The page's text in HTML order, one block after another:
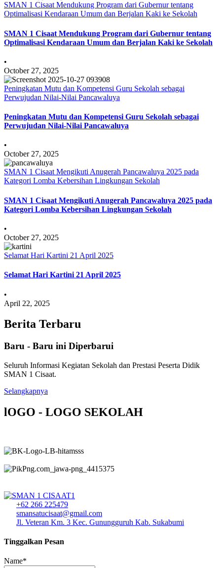
SMAN 1 Cisaat Mendukung Program dari Gubernur tentang
Optimalisasi Kendaraan Umum dan Berjalan Kaki ke Sekolah
SMAN 1 Cisaat Mendukung Program dari Gubernur tentang
Optimalisasi Kendaraan Umum dan Berjalan Kaki ke Sekolah
•
October 27, 2025
Peningkatan Mutu dan Kompetensi Guru Sekolah sebagai
Perwujudan Nilai-Nilai Pancawaluya
Peningkatan Mutu dan Kompetensi Guru Sekolah sebagai
Perwujudan Nilai-Nilai Pancawaluya
•
October 27, 2025
SMAN 1 Cisaat Mengikuti Anugerah Pancawaluya 2025 pada
Kategori Lomba Kebersihan Lingkungan Sekolah
SMAN 1 Cisaat Mengikuti Anugerah Pancawaluya 2025 pada
Kategori Lomba Kebersihan Lingkungan Sekolah
•
October 27, 2025
Selamat Hari Kartini 21 April 2025
Selamat Hari Kartini 21 April 2025
•
April 22, 2025
Berita Terbaru
Baru - Baru ini Diperbarui
Seluruh Informasi Kegiatan Sekolah dan Prestasi Peserta Didik
SMAN 1 Cisaat.
Selangkapnya
lOGO - LOGO SEKOLAH
+62 266 225479
smansatucisaat@gmail.com
Jl. Veteran Km. 3 Kec. Gunungguruh Kab. Sukabumi
Tinggalkan Pesan
Name*